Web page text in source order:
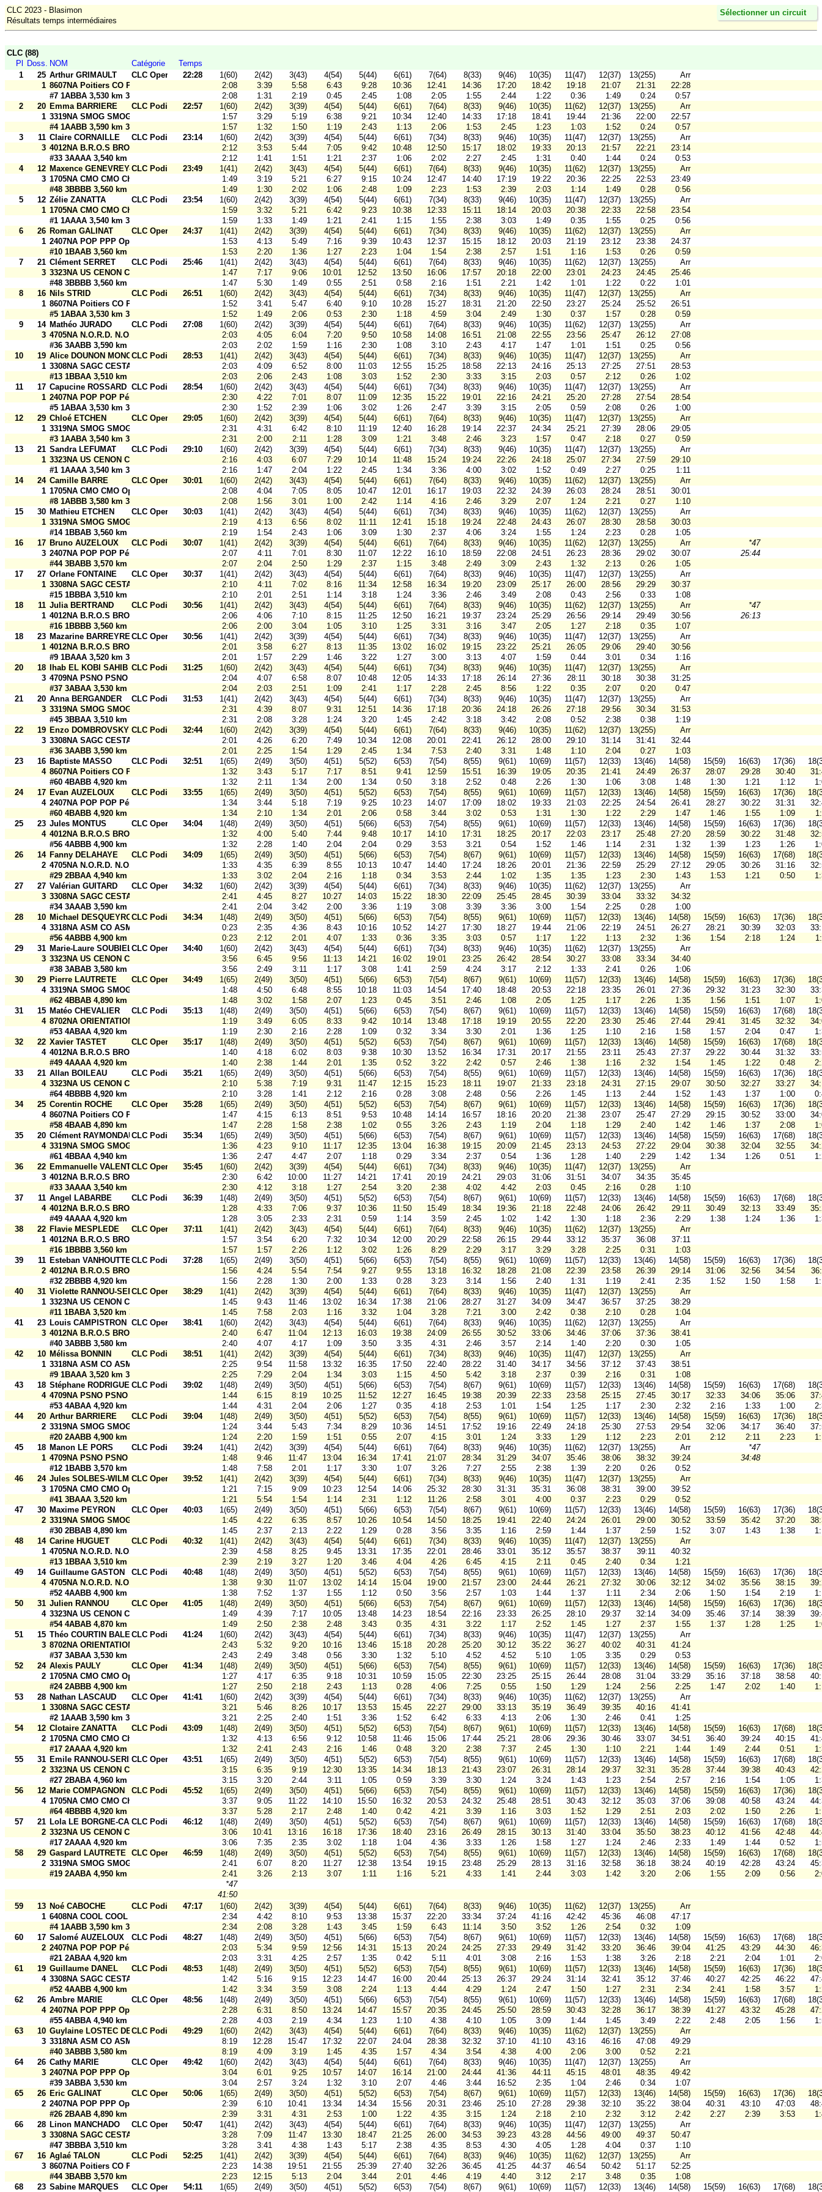
CLC 2023 - Blasimon
Résultats temps intermédiaires
CLC (88)
Pl
Doss. NOM Catégorie
Temps
1
25 Arthur GRIMAULT CLC Open 22:28 1(60) 2(42) 3(43) 4(54) 5(44) 6(61) 7(64) 8(33) 9(46) 10(35) 11(47) 12(37) 13(255)
Arr
1 8607NA Poitiers CO Poitiers CO Open2 2:08 3:39 5:58 6:43 9:28 10:36 12:41 14:36 17:20 18:42 19:18 21:07 21:31
22:28
#7 1ABBA 3,530 km 30 m
2:08 1:31 2:19 0:45 2:45 1:08 2:05 1:55 2:44 1:22 0:36 1:49 0:24
0:57
2
20 Emma BARRIERE CLC Podium 22:57 1(60) 2(42) 3(39) 4(54) 5(44) 6(61) 7(64) 8(33) 9(46) 10(35) 11(62) 12(37) 13(255)
Arr
1 3319NA SMOG SMOG Saint-Médard 1:57 3:29 5:19 6:38 9:21 10:34 12:40 14:33 17:18 18:41 19:44 21:36 22:00
22:57
#4 1AABB 3,590 km 30 m
1:57 1:32 1:50 1:19 2:43 1:13 2:06 1:53 2:45 1:23 1:03 1:52 0:24
0:57
3
11 Claire CORNAILLE CLC Podium 23:14 1(60) 2(42) 3(39) 4(54) 5(44) 6(61) 7(34) 8(33) 9(46) 10(35) 11(47) 12(37) 13(255)
Arr
3 4012NA B.R.O.S BROS Souston 2:12 3:53 5:44 7:05 9:42 10:48 12:50 15:17 18:02 19:33 20:13 21:57 22:21
23:14
#33 3AAAA 3,540 km 30 m
2:12 1:41 1:51 1:21 2:37 1:06 2:02 2:27 2:45 1:31 0:40 1:44 0:24
0:53
4
12 Maxence GENEVREY-LOPES
CLC Podium 23:49 1(41) 2(42) 3(43) 4(54) 5(44) 6(61) 7(64) 8(33) 9(46) 10(35) 11(62) 12(37) 13(255)
Arr
3 1705NA CMO CMO Charente-Maritime 1:49 3:19 5:21 6:27 9:15 10:24 12:47 14:40 17:19 19:22 20:36 22:25 22:53
23:49
#48 3BBBB 3,560 km 30 m
1:49 1:30 2:02 1:06 2:48 1:09 2:23 1:53 2:39 2:03 1:14 1:49 0:28
0:56
5
12 Zélie ZANATTA CLC Podium 23:54 1(60) 2(42) 3(39) 4(54) 5(44) 6(61) 7(34) 8(33) 9(46) 10(35) 11(47) 12(37) 13(255)
Arr
1 1705NA CMO CMO Charente-Maritime 1:59 3:32 5:21 6:42 9:23 10:38 12:33 15:11 18:14 20:03 20:38 22:33 22:58
23:54
#1 1AAAA 3,540 km 30 m
1:59 1:33 1:49 1:21 2:41 1:15 1:55 2:38 3:03 1:49 0:35 1:55 0:25
0:56
6
26 Roman GALINAT CLC Open 24:37 1(41) 2(42) 3(39) 4(54) 5(44) 6(61) 7(34) 8(33) 9(46) 10(35) 11(62) 12(37) 13(255)
Arr
1 2407NA POP PPP Open 2 1:53 4:13 5:49 7:16 9:39 10:43 12:37 15:15 18:12 20:03 21:19 23:12 23:38
24:37
#10 1BAAB 3,560 km 30 m
1:53 2:20 1:36 1:27 2:23 1:04 1:54 2:38 2:57 1:51 1:16 1:53 0:26
0:59
7
21 Clément SERRET CLC Podium 25:46 1(41) 2(42) 3(43) 4(54) 5(44) 6(61) 7(64) 8(33) 9(46) 10(35) 11(62) 12(37) 13(255)
Arr
3 3323NA US CENON CO USCCO Cenon 1:47 7:17 9:06 10:01 12:52 13:50 16:06 17:57 20:18 22:00 23:01 24:23 24:45
25:46
#48 3BBBB 3,560 km 30 m
1:47 5:30 1:49 0:55 2:51 0:58 2:16 1:51 2:21 1:42 1:01 1:22 0:22
1:01
8
16 Nils STRID CLC Podium 26:51 1(60) 2(42) 3(43) 4(54) 5(44) 6(61) 7(34) 8(33) 9(46) 10(35) 11(47) 12(37) 13(255)
Arr
1 8607NA Poitiers CO Poitiers CO 1:52 3:41 5:47 6:40 9:10 10:28 15:27 18:31 21:20 22:50 23:27 25:24 25:52
26:51
#5 1ABAA 3,530 km 30 m
1:52 1:49 2:06 0:53 2:30 1:18 4:59 3:04 2:49 1:30 0:37 1:57 0:28
0:59
9
14 Mathéo JURADO CLC Podium 27:08 1(60) 2(42) 3(39) 4(54) 5(44) 6(61) 7(64) 8(33) 9(46) 10(35) 11(62) 12(37) 13(255)
Arr
3 4705NA N.O.R.D. N.O.R.D. Agen 2:03 4:05 6:04 7:20 9:50 10:58 14:08 16:51 21:08 22:55 23:56 25:47 26:12
27:08
#36 3AABB 3,590 km 30 m
2:03 2:02 1:59 1:16 2:30 1:08 3:10 2:43 4:17 1:47 1:01 1:51 0:25
0:56
10
19 Alice DOUNON MONCLACLC Podium 28:53 1(41) 2(42) 3(43) 4(54) 5(44) 6(61) 7(34) 8(33) 9(46) 10(35) 11(47) 12(37) 13(255)
Arr
1 3308NA SAGC CESTAS SAGC Cestas 2:03 4:09 6:52 8:00 11:03 12:55 15:25 18:58 22:13 24:16 25:13 27:25 27:51
28:53
#13 1BBAA 3,510 km 30 m
2:03 2:06 2:43 1:08 3:03 1:52 2:30 3:33 3:15 2:03 0:57 2:12 0:26
1:02
11
17 Capucine ROSSARD CLC Podium 28:54 1(60) 2(42) 3(43) 4(54) 5(44) 6(61) 7(34) 8(33) 9(46) 10(35) 11(47) 12(37) 13(255)
Arr
1 2407NA POP POP Périgord 2:30 4:22 7:01 8:07 11:09 12:35 15:22 19:01 22:16 24:21 25:20 27:28 27:54
28:54
#5 1ABAA 3,530 km 30 m
2:30 1:52 2:39 1:06 3:02 1:26 2:47 3:39 3:15 2:05 0:59 2:08 0:26
1:00
12
29 Chloé ETCHEN CLC Open 29:05 1(60) 2(42) 3(39) 4(54) 5(44) 6(61) 7(64) 8(33) 9(46) 10(35) 11(47) 12(37) 13(255)
Arr
1 3319NA SMOG SMOG Open 2 2:31 4:31 6:42 8:10 11:19 12:40 16:28 19:14 22:37 24:34 25:21 27:39 28:06
29:05
#3 1AABA 3,540 km 30 m
2:31 2:00 2:11 1:28 3:09 1:21 3:48 2:46 3:23 1:57 0:47 2:18 0:27
0:59
13
21 Sandra LEFUMAT CLC Podium 29:10 1(60) 2(42) 3(39) 4(54) 5(44) 6(61) 7(34) 8(33) 9(46) 10(35) 11(47) 12(37) 13(255)
Arr
1 3323NA US CENON CO USCCO Cenon 2:16 4:03 6:07 7:29 10:14 11:48 15:24 19:24 22:26 24:18 25:07 27:34 27:59
29:10
#1 1AAAA 3,540 km 30 m
2:16 1:47 2:04 1:22 2:45 1:34 3:36 4:00 3:02 1:52 0:49 2:27 0:25
1:11
14
24 Camille BARRE CLC Open 30:01 1(60) 2(42) 3(43) 4(54) 5(44) 6(61) 7(64) 8(33) 9(46) 10(35) 11(62) 12(37) 13(255)
Arr
1 1705NA CMO CMO Open 2 2:08 4:04 7:05 8:05 10:47 12:01 16:17 19:03 22:32 24:39 26:03 28:24 28:51
30:01
#8 1ABBB 3,580 km 30 m
2:08 1:56 3:01 1:00 2:42 1:14 4:16 2:46 3:29 2:07 1:24 2:21 0:27
1:10
15
30 Mathieu ETCHEN CLC Open 30:03 1(41) 2(42) 3(43) 4(54) 5(44) 6(61) 7(34) 8(33) 9(46) 10(35) 11(62) 12(37) 13(255)
Arr
1 3319NA SMOG SMOG Open 3 2:19 4:13 6:56 8:02 11:11 12:41 15:18 19:24 22:48 24:43 26:07 28:30 28:58
30:03
#14 1BBAB 3,560 km 30 m
2:19 1:54 2:43 1:06 3:09 1:30 2:37 4:06 3:24 1:55 1:24 2:23 0:28
1:05
16
17 Bruno AUZELOUX CLC Podium 30:07 1(41) 2(42) 3(39) 4(54) 5(44) 6(61) 7(64) 8(33) 9(46) 10(35) 11(62) 12(37) 13(255) Arr
*47
3 2407NA POP POP Périgord 2:07 4:11 7:01 8:30 11:07 12:22 16:10 18:59 22:08 24:51 26:23 28:36 29:02 30:07
25:44
#44 3BABB 3,570 km 30 m
2:07 2:04 2:50 1:29 2:37 1:15 3:48 2:49 3:09 2:43 1:32 2:13 0:26
1:05
17
27 Orlane FONTAINE CLC Open 30:37 1(41) 2(42) 3(43) 4(54) 5(44) 6(61) 7(64) 8(33) 9(46) 10(35) 11(47) 12(37) 13(255)
Arr
1 3308NA SAGC CESTAS SAGC Open 2 2:10 4:11 7:02 8:16 11:34 12:58 16:34 19:20 23:09 25:17 26:00 28:56 29:29
30:37
#15 1BBBA 3,510 km 30 m
2:10 2:01 2:51 1:14 3:18 1:24 3:36 2:46 3:49 2:08 0:43 2:56 0:33
1:08
18
11 Julia BERTRAND CLC Podium 30:56 1(41) 2(42) 3(43) 4(54) 5(44) 6(61) 7(64) 8(33) 9(46) 10(35) 11(62) 12(37) 13(255) Arr
*47
1 4012NA B.R.O.S BROS Souston 2:06 4:06 7:10 8:15 11:25 12:50 16:21 19:37 23:24 25:29 26:56 29:14 29:49 30:56
26:13
#16 1BBBB 3,560 km 30 m
2:06 2:00 3:04 1:05 3:10 1:25 3:31 3:16 3:47 2:05 1:27 2:18 0:35
1:07
18
23 Mazarine BARREYRE-MARCO
CLC Open 30:56 1(41) 2(42) 3(39) 4(54) 5(44) 6(61) 7(34) 8(33) 9(46) 10(35) 11(47) 12(37) 13(255)
Arr
1 4012NA B.R.O.S BROS Open 2 2:01 3:58 6:27 8:13 11:35 13:02 16:02 19:15 23:22 25:21 26:05 29:06 29:40
30:56
#9 1BAAA 3,520 km 30 m
2:01 1:57 2:29 1:46 3:22 1:27 3:00 3:13 4:07 1:59 0:44 3:01 0:34
1:16
20
18 Ihab EL KOBI SAHIB CLC Podium 31:25 1(60) 2(42) 3(43) 4(54) 5(44) 6(61) 7(34) 8(33) 9(46) 10(35) 11(47) 12(37) 13(255)
Arr
3 4709NA PSNO PSNO 2:04 4:07 6:58 8:07 10:48 12:05 14:33 17:18 26:14 27:36 28:11 30:18 30:38
31:25
#37 3ABAA 3,530 km 30 m
2:04 2:03 2:51 1:09 2:41 1:17 2:28 2:45 8:56 1:22 0:35 2:07 0:20
0:47
21
20 Anna BERGANDER CLC Podium 31:53 1(41) 2(42) 3(43) 4(54) 5(44) 6(61) 7(34) 8(33) 9(46) 10(35) 11(47) 12(37) 13(255)
Arr
3 3319NA SMOG SMOG Saint-Médard 2:31 4:39 8:07 9:31 12:51 14:36 17:18 20:36 24:18 26:26 27:18 29:56 30:34
31:53
#45 3BBAA 3,510 km 30 m
2:31 2:08 3:28 1:24 3:20 1:45 2:42 3:18 3:42 2:08 0:52 2:38 0:38
1:19
22
19 Enzo DOMBROVSKY CLC Podium 32:44 1(60) 2(42) 3(39) 4(54) 5(44) 6(61) 7(64) 8(33) 9(46) 10(35) 11(62) 12(37) 13(255)
Arr
3 3308NA SAGC CESTAS SAGC Cestas 2:01 4:26 6:20 7:49 10:34 12:08 20:01 22:41 26:12 28:00 29:10 31:14 31:41
32:44
#36 3AABB 3,590 km 30 m
2:01 2:25 1:54 1:29 2:45 1:34 7:53 2:40 3:31 1:48 1:10 2:04 0:27
1:03
23
16 Baptiste MASSO CLC Podium 32:51 1(65) 2(49) 3(50) 4(51) 5(52) 6(53) 7(54) 8(55) 9(61) 10(69) 11(57) 12(33) 13(46) 14(58) 15(59) 16(63) 17(36)
4 8607NA Poitiers CO Poitiers CO 1:32 3:43 5:17 7:17 8:51 9:41 12:59 15:51 16:39 19:05 20:35 21:41 24:49 26:37 28:07 29:28 30:40
#60 4BABB 4,920 km 30 m
1:32 2:11 1:34 2:00 1:34 0:50 3:18 2:52 0:48 2:26 1:30 1:06 3:08 1:48 1:30 1:21 1:12
24
17 Evan AUZELOUX CLC Podium 33:55 1(65) 2(49) 3(50) 4(51) 5(52) 6(53) 7(54) 8(55) 9(61) 10(69) 11(57) 12(33) 13(46) 14(58) 15(59) 16(63) 17(36)
4 2407NA POP POP Périgord 1:34 3:44 5:18 7:19 9:25 10:23 14:07 17:09 18:02 19:33 21:03 22:25 24:54 26:41 28:27 30:22 31:31
#60 4BABB 4,920 km 30 m
1:34 2:10 1:34 2:01 2:06 0:58 3:44 3:02 0:53 1:31 1:30 1:22 2:29 1:47 1:46 1:55 1:09
25
23 Jules MONTUS CLC Open 34:04 1(48) 2(49) 3(50) 4(51) 5(66) 6(53) 7(54) 8(55) 9(61) 10(69) 11(57) 12(33) 13(46) 14(58) 15(59) 16(63) 17(36)
4 4012NA B.R.O.S BROS Open 2 1:32 4:00 5:40 7:44 9:48 10:17 14:10 17:31 18:25 20:17 22:03 23:17 25:48 27:20 28:59 30:22 31:48
#56 4ABBB 4,900 km 30 m
1:32 2:28 1:40 2:04 2:04 0:29 3:53 3:21 0:54 1:52 1:46 1:14 2:31 1:32 1:39 1:23 1:26
26
14 Fanny DELAHAYE CLC Podium 34:09 1(65) 2(49) 3(50) 4(51) 5(66) 6(53) 7(54) 8(67) 9(61) 10(69) 11(57) 12(33) 13(46) 14(58) 15(59) 16(63) 17(68)
2 4705NA N.O.R.D. N.O.R.D. Agen 1:33 4:35 6:39 8:55 10:13 10:47 14:40 17:24 18:26 20:01 21:36 22:59 25:29 27:12 29:05 30:26 31:16
#29 2BBAA 4,940 km 30 m
1:33 3:02 2:04 2:16 1:18 0:34 3:53 2:44 1:02 1:35 1:35 1:23 2:30 1:43 1:53 1:21 0:50
27
27 Valérian GUITARD CLC Open 34:32 1(60) 2(42) 3(39) 4(54) 5(44) 6(61) 7(34) 8(33) 9(46) 10(35) 11(62) 12(37) 13(255)
Arr
3 3308NA SAGC CESTAS SAGC Open 2 2:41 4:45 8:27 10:27 14:03 15:22 18:30 22:09 25:45 28:45 30:39 33:04 33:32
34:32
#34 3AAAB 3,590 km 30 m
2:41 2:04 3:42 2:00 3:36 1:19 3:08 3:39 3:36 3:00 1:54 2:25 0:28
1:00
28
10 Michael DESQUEYROUXCLC Podium 34:34 1(48) 2(49) 3(50) 4(51) 5(66) 6(53) 7(54) 8(55) 9(61) 10(69) 11(57) 12(33) 13(46) 14(58) 15(59) 16(63) 17(36)
4 3318NA ASM CO ASM CO Martignas 0:23 2:35 4:36 8:43 10:16 10:52 14:27 17:30 18:27 19:44 21:06 22:19 24:51 26:27 28:21 30:39 32:03
#56 4ABBB 4,900 km 30 m
0:23 2:12 2:01 4:07 1:33 0:36 3:35 3:03 0:57 1:17 1:22 1:13 2:32 1:36 1:54 2:18 1:24
29
31 Marie-Laure SOUBIELLECLC Open 34:40 1(60) 2(42) 3(43) 4(54) 5(44) 6(61) 7(34) 8(33) 9(46) 10(35) 11(62) 12(37) 13(255)
Arr
3 3323NA US CENON CO USCCO Open 2 3:56 6:45 9:56 11:13 14:21 16:02 19:01 23:25 26:42 28:54 30:27 33:08 33:34
34:40
#38 3ABAB 3,580 km 30 m
3:56 2:49 3:11 1:17 3:08 1:41 2:59 4:24 3:17 2:12 1:33 2:41 0:26
1:06
30
29 Pierre LAUTRETE CLC Open 34:49 1(65) 2(49) 3(50) 4(51) 5(66) 6(53) 7(54) 8(67) 9(61) 10(69) 11(57) 12(33) 13(46) 14(58) 15(59) 16(63) 17(36)
4 3319NA SMOG SMOG Open 2 1:48 4:50 6:48 8:55 10:18 11:03 14:54 17:40 18:48 20:53 22:18 23:35 26:01 27:36 29:32 31:23 32:30
#62 4BBAB 4,890 km 30 m
1:48 3:02 1:58 2:07 1:23 0:45 3:51 2:46 1:08 2:05 1:25 1:17 2:26 1:35 1:56 1:51 1:07
31
15 Matéo CHEVALIER CLC Podium 35:13 1(48) 2(49) 3(50) 4(51) 5(66) 6(53) 7(54) 8(67) 9(61) 10(69) 11(57) 12(33) 13(46) 14(58) 15(59) 16(63) 17(68)
4 8702NA ORIENTATION 87 Orientation 87 Poitiers
1:19 3:49 6:05 8:33 9:42 10:14 13:48 17:18 19:19 20:55 22:20 23:30 25:46 27:44 29:41 31:45 32:32
#53 4ABAA 4,920 km 30 m
1:19 2:30 2:16 2:28 1:09 0:32 3:34 3:30 2:01 1:36 1:25 1:10 2:16 1:58 1:57 2:04 0:47
32
22 Xavier TASTET CLC Open 35:17 1(48) 2(49) 3(50) 4(51) 5(52) 6(53) 7(54) 8(67) 9(61) 10(69) 11(57) 12(33) 13(46) 14(58) 15(59) 16(63) 17(68)
4 4012NA B.R.O.S BROS Open 1 1:40 4:18 6:02 8:03 9:38 10:30 13:52 16:34 17:31 20:17 21:55 23:11 25:43 27:37 29:22 30:44 31:32
#49 4AAAA 4,920 km 30 m
1:40 2:38 1:44 2:01 1:35 0:52 3:22 2:42 0:57 2:46 1:38 1:16 2:32 1:54 1:45 1:22 0:48
33
21 Allan BOILEAU CLC Podium 35:21 1(65) 2(49) 3(50) 4(51) 5(66) 6(53) 7(54) 8(55) 9(61) 10(69) 11(57) 12(33) 13(46) 14(58) 15(59) 16(63) 17(36)
4 3323NA US CENON CO USCCO Cenon 2:10 5:38 7:19 9:31 11:47 12:15 15:23 18:11 19:07 21:33 23:18 24:31 27:15 29:07 30:50 32:27 33:27
#64 4BBBB 4,920 km 30 m
2:10 3:28 1:41 2:12 2:16 0:28 3:08 2:48 0:56 2:26 1:45 1:13 2:44 1:52 1:43 1:37 1:00
34
25 Corentin ROCHE CLC Open 35:28 1(65) 2(49) 3(50) 4(51) 5(52) 6(53) 7(54) 8(67) 9(61) 10(69) 11(57) 12(33) 13(46) 14(58) 15(59) 16(63) 17(36)
4 8607NA Poitiers CO Poitiers CO Open2 1:47 4:15 6:13 8:51 9:53 10:48 14:14 16:57 18:16 20:20 21:38 23:07 25:47 27:29 29:15 30:52 33:00
#58 4BAAB 4,890 km 30 m
1:47 2:28 1:58 2:38 1:02 0:55 3:26 2:43 1:19 2:04 1:18 1:29 2:40 1:42 1:46 1:37 2:08
35
20 Clément RAYMONDAUDCLC Podium 35:34 1(65) 2(49) 3(50) 4(51) 5(66) 6(53) 7(54) 8(67) 9(61) 10(69) 11(57) 12(33) 13(46) 14(58) 15(59) 16(63) 17(68)
4 3319NA SMOG SMOG Saint-Médard 1:36 4:23 9:10 11:17 12:35 13:04 16:38 19:15 20:09 21:45 23:13 24:53 27:22 29:04 30:38 32:04 32:55
#61 4BBAA 4,940 km 30 m
1:36 2:47 4:47 2:07 1:18 0:29 3:34 2:37 0:54 1:36 1:28 1:40 2:29 1:42 1:34 1:26 0:51
36
22 Emmanuelle VALENTINCLC Open 35:45 1(60) 2(42) 3(39) 4(54) 5(44) 6(61) 7(34) 8(33) 9(46) 10(35) 11(47) 12(37) 13(255)
Arr
3 4012NA B.R.O.S BROS Open 1 2:30 6:42 10:00 11:27 14:21 17:41 20:19 24:21 29:03 31:06 31:51 34:07 34:35
35:45
#33 3AAAA 3,540 km 30 m
2:30 4:12 3:18 1:27 2:54 3:20 2:38 4:02 4:42 2:03 0:45 2:16 0:28
1:10
37
11 Angel LABARBE CLC Podium 36:39 1(48) 2(49) 3(50) 4(51) 5(52) 6(53) 7(54) 8(67) 9(61) 10(69) 11(57) 12(33) 13(46) 14(58) 15(59) 16(63) 17(68)
4 4012NA B.R.O.S BROS Souston 1:28 4:33 7:06 9:37 10:36 11:50 15:49 18:34 19:36 21:18 22:48 24:06 26:42 29:11 30:49 32:13 33:49
#49 4AAAA 4,920 km 30 m
1:28 3:05 2:33 2:31 0:59 1:14 3:59 2:45 1:02 1:42 1:30 1:18 2:36 2:29 1:38 1:24 1:36
38
22 Flavie MESPLEDE CLC Open 37:11 1(41) 2(42) 3(43) 4(54) 5(44) 6(61) 7(64) 8(33) 9(46) 10(35) 11(62) 12(37) 13(255)
Arr
1 4012NA B.R.O.S BROS Open 1 1:57 3:54 6:20 7:32 10:34 12:00 20:29 22:58 26:15 29:44 33:12 35:37 36:08
37:11
#16 1BBBB 3,560 km 30 m
1:57 1:57 2:26 1:12 3:02 1:26 8:29 2:29 3:17 3:29 3:28 2:25 0:31
1:03
39
11 Esteban VANHOUTTE CLC Podium 37:28 1(65) 2(49) 3(50) 4(51) 5(66) 6(53) 7(54) 8(55) 9(61) 10(69) 11(57) 12(33) 13(46) 14(58) 15(59) 16(63) 17(36)
2 4012NA B.R.O.S BROS Souston 1:56 4:24 5:54 7:54 9:27 9:55 13:18 16:32 18:28 21:08 22:39 23:58 26:39 29:14 31:06 32:56 34:54
#32 2BBBB 4,920 km 30 m
1:56 2:28 1:30 2:00 1:33 0:28 3:23 3:14 1:56 2:40 1:31 1:19 2:41 2:35 1:52 1:50 1:58
40
31 Violette RANNOU-SERINECLC Open 38:29 1(41) 2(42) 3(39) 4(54) 5(44) 6(61) 7(64) 8(33) 9(46) 10(35) 11(47) 12(37) 13(255)
Arr
1 3323NA US CENON CO USCCO Open 2 1:45 9:43 11:46 13:02 16:34 17:38 21:06 28:27 31:27 34:09 34:47 36:57 37:25
38:29
#11 1BABA 3,520 km 30 m
1:45 7:58 2:03 1:16 3:32 1:04 3:28 7:21 3:00 2:42 0:38 2:10 0:28
1:04
41
23 Louis CAMPISTRON CLC Open 38:41 1(60) 2(42) 3(43) 4(54) 5(44) 6(61) 7(64) 8(33) 9(46) 10(35) 11(62) 12(37) 13(255)
Arr
3 4012NA B.R.O.S BROS Open 2 2:40 6:47 11:04 12:13 16:03 19:38 24:09 26:55 30:52 33:06 34:46 37:06 37:36
38:41
#40 3ABBB 3,580 km 30 m
2:40 4:07 4:17 1:09 3:50 3:35 4:31 2:46 3:57 2:14 1:40 2:20 0:30
1:05
42
10 Mélissa BONNIN CLC Podium 38:51 1(41) 2(42) 3(39) 4(54) 5(44) 6(61) 7(34) 8(33) 9(46) 10(35) 11(47) 12(37) 13(255)
Arr
1 3318NA ASM CO ASM CO Martignas 2:25 9:54 11:58 13:32 16:35 17:50 22:40 28:22 31:40 34:17 34:56 37:12 37:43
38:51
#9 1BAAA 3,520 km 30 m
2:25 7:29 2:04 1:34 3:03 1:15 4:50 5:42 3:18 2:37 0:39 2:16 0:31
1:08
43
18 Stéphane RODRIGUEZCLC Podium 39:02 1(48) 2(49) 3(50) 4(51) 5(66) 6(53) 7(54) 8(67) 9(61) 10(69) 11(57) 12(33) 13(46) 14(58) 15(59) 16(63) 17(68)
4 4709NA PSNO PSNO 1:44 6:15 8:19 10:25 11:52 12:27 16:45 19:38 20:39 22:33 23:58 25:15 27:45 30:17 32:33 34:06 35:06
#53 4ABAA 4,920 km 30 m
1:44 4:31 2:04 2:06 1:27 0:35 4:18 2:53 1:01 1:54 1:25 1:17 2:30 2:32 2:16 1:33 1:00
44
20 Arthur BARRIERE CLC Podium 39:04 1(48) 2(49) 3(50) 4(51) 5(52) 6(53) 7(54) 8(55) 9(61) 10(69) 11(57) 12(33) 13(46) 14(58) 15(59) 16(63) 17(36)
2 3319NA SMOG SMOG Saint-Médard 1:24 3:44 5:43 7:34 8:29 10:36 14:51 17:52 19:16 22:49 24:18 25:30 27:53 29:54 32:06 34:17 36:40
#20 2AABB 4,900 km 30 m
1:24 2:20 1:59 1:51 0:55 2:07 4:15 3:01 1:24 3:33 1:29 1:12 2:23 2:01 2:12 2:11 2:23
45
18 Manon LE PORS CLC Podium 39:24 1(41) 2(42) 3(39) 4(54) 5(44) 6(61) 7(64) 8(33) 9(46) 10(35) 11(62) 12(37) 13(255) Arr
*47
1 4709NA PSNO PSNO 1:48 9:46 11:47 13:04 16:34 17:41 21:07 28:34 31:29 34:07 35:46 38:06 38:32 39:24
34:48
#12 1BABB 3,570 km 30 m
1:48 7:58 2:01 1:17 3:30 1:07 3:26 7:27 2:55 2:38 1:39 2:20 0:26
0:52
46
24 Jules SOLBES-WILMETCLC Open 39:52 1(41) 2(42) 3(39) 4(54) 5(44) 6(61) 7(34) 8(33) 9(46) 10(35) 11(47) 12(37) 13(255)
Arr
3 1705NA CMO CMO Open 2 1:21 7:15 9:09 10:23 12:54 14:06 25:32 28:30 31:31 35:31 36:08 38:31 39:00
39:52
#41 3BAAA 3,520 km 30 m
1:21 5:54 1:54 1:14 2:31 1:12 11:26 2:58 3:01 4:00 0:37 2:23 0:29
0:52
47
30 Maxime PEYRON CLC Open 40:03 1(65) 2(49) 3(50) 4(51) 5(66) 6(53) 7(54) 8(67) 9(61) 10(69) 11(57) 12(33) 13(46) 14(58) 15(59) 16(63) 17(36)
2 3319NA SMOG SMOG Open 3 1:45 4:22 6:35 8:57 10:26 10:54 14:50 18:25 19:41 22:40 24:24 26:01 29:00 30:52 33:59 35:42 37:20
#30 2BBAB 4,890 km 30 m
1:45 2:37 2:13 2:22 1:29 0:28 3:56 3:35 1:16 2:59 1:44 1:37 2:59 1:52 3:07 1:43 1:38
48
14 Carine HUGUET CLC Podium 40:32 1(41) 2(42) 3(43) 4(54) 5(44) 6(61) 7(34) 8(33) 9(46) 10(35) 11(47) 12(37) 13(255)
Arr
1 4705NA N.O.R.D. N.O.R.D. Agen 2:39 4:58 8:25 9:45 13:31 17:35 22:01 28:46 33:01 35:12 35:57 38:37 39:11
40:32
#13 1BBAA 3,510 km 30 m
2:39 2:19 3:27 1:20 3:46 4:04 4:26 6:45 4:15 2:11 0:45 2:40 0:34
1:21
49
14 Guillaume GASTON CLC Podium 40:48 1(48) 2(49) 3(50) 4(51) 5(52) 6(53) 7(54) 8(55) 9(61) 10(69) 11(57) 12(33) 13(46) 14(58) 15(59) 16(63) 17(36)
4 4705NA N.O.R.D. N.O.R.D. Agen 1:38 9:30 11:07 13:02 14:14 15:04 19:00 21:57 23:00 24:44 26:21 27:32 30:06 32:12 34:02 35:56 38:15
#52 4AABB 4,900 km 30 m
1:38 7:52 1:37 1:55 1:12 0:50 3:56 2:57 1:03 1:44 1:37 1:11 2:34 2:06 1:50 1:54 2:19
50
31 Julien RANNOU CLC Open 41:05 1(48) 2(49) 3(50) 4(51) 5(66) 6(53) 7(54) 8(67) 9(61) 10(69) 11(57) 12(33) 13(46) 14(58) 15(59) 16(63) 17(36)
4 3323NA US CENON CO USCCO Open 2 1:49 4:39 7:17 10:05 13:48 14:23 18:54 22:16 23:33 26:25 28:10 29:37 32:14 34:09 35:46 37:14 38:39
#54 4ABAB 4,870 km 30 m
1:49 2:50 2:38 2:48 3:43 0:35 4:31 3:22 1:17 2:52 1:45 1:27 2:37 1:55 1:37 1:28 1:25
51
15 Théo COURTIN BALESTRAT
CLC Podium 41:24 1(60) 2(42) 3(43) 4(54) 5(44) 6(61) 7(34) 8(33) 9(46) 10(35) 11(47) 12(37) 13(255)
Arr
3 8702NA ORIENTATION 87 Orientation 87 Poitiers
2:43 5:32 9:20 10:16 13:46 15:18 20:28 25:20 30:12 35:22 36:27 40:02 40:31
41:24
#37 3ABAA 3,530 km 30 m
2:43 2:49 3:48 0:56 3:30 1:32 5:10 4:52 4:52 5:10 1:05 3:35 0:29
0:53
52
24 Alexis PAULY CLC Open 41:34 1(48) 2(49) 3(50) 4(51) 5(66) 6(53) 7(54) 8(55) 9(61) 10(69) 11(57) 12(33) 13(46) 14(58) 15(59) 16(63) 17(36)
2 1705NA CMO CMO Open 2 1:27 4:17 6:35 9:18 10:31 10:59 15:05 22:30 23:25 25:15 26:44 28:08 31:04 33:29 35:16 37:18 38:58
#24 2ABBB 4,900 km 30 m
1:27 2:50 2:18 2:43 1:13 0:28 4:06 7:25 0:55 1:50 1:29 1:24 2:56 2:25 1:47 2:02 1:40
53
28 Nathan LASCAUD CLC Open 41:41 1(60) 2(42) 3(39) 4(54) 5(44) 6(61) 7(34) 8(33) 9(46) 10(35) 11(62) 12(37) 13(255)
Arr
1 3308NA SAGC CESTAS SAGC Open 3 3:21 5:46 8:26 10:17 13:53 15:45 22:27 29:00 33:13 35:19 36:49 39:35 40:16
41:41
#2 1AAAB 3,590 km 30 m
3:21 2:25 2:40 1:51 3:36 1:52 6:42 6:33 4:13 2:06 1:30 2:46 0:41
1:25
54
12 Clotaire ZANATTA CLC Podium 43:09 1(48) 2(49) 3(50) 4(51) 5(52) 6(53) 7(54) 8(67) 9(61) 10(69) 11(57) 12(33) 13(46) 14(58) 15(59) 16(63) 17(68)
2 1705NA CMO CMO Charente-Maritime 1:32 4:13 6:56 9:12 10:58 11:46 15:06 17:44 25:21 28:06 29:36 30:46 33:07 34:51 36:40 39:24 40:15
#17 2AAAA 4,920 km 30 m
1:32 2:41 2:43 2:16 1:46 0:48 3:20 2:38 7:37 2:45 1:30 1:10 2:21 1:44 1:49 2:44 0:51
55
31 Emile RANNOU-SERINECLC Open 43:51 1(65) 2(49) 3(50) 4(51) 5(52) 6(53) 7(54) 8(55) 9(61) 10(69) 11(57) 12(33) 13(46) 14(58) 15(59) 16(63) 17(68)
2 3323NA US CENON CO USCCO Open 2 3:15 6:35 9:19 12:30 13:35 14:34 18:13 21:43 23:07 26:31 28:14 29:37 32:31 35:28 37:44 39:38 40:43
#27 2BABA 4,960 km 30 m
3:15 3:20 2:44 3:11 1:05 0:59 3:39 3:30 1:24 3:24 1:43 1:23 2:54 2:57 2:16 1:54 1:05
56
12 Marie COMPAGNON CLC Podium 45:52 1(65) 2(49) 3(50) 4(51) 5(66) 6(53) 7(54) 8(55) 9(61) 10(69) 11(57) 12(33) 13(46) 14(58) 15(59) 16(63) 17(36)
4 1705NA CMO CMO Charente-Maritime 3:37 9:05 11:22 14:10 15:50 16:32 20:53 24:32 25:48 28:51 30:43 32:12 35:03 37:06 39:08 40:58 43:24
#64 4BBBB 4,920 km 30 m
3:37 5:28 2:17 2:48 1:40 0:42 4:21 3:39 1:16 3:03 1:52 1:29 2:51 2:03 2:02 1:50 2:26
57
21 Lola LE BORGNE-CASTILLO
CLC Podium 46:12 1(48) 2(49) 3(50) 4(51) 5(52) 6(53) 7(54) 8(67) 9(61) 10(69) 11(57) 12(33) 13(46) 14(58) 15(59) 16(63) 17(68)
2 3323NA US CENON CO USCCO Cenon 3:06 10:41 13:16 16:18 17:36 18:40 23:16 26:49 28:15 30:13 31:40 33:04 35:50 38:23 40:12 41:56 42:48
#17 2AAAA 4,920 km 30 m
3:06 7:35 2:35 3:02 1:18 1:04 4:36 3:33 1:26 1:58 1:27 1:24 2:46 2:33 1:49 1:44 0:52
58
29 Gaspard LAUTRETE CLC Open 46:59 1(48) 2(49) 3(50) 4(51) 5(52) 6(53) 7(54) 8(55) 9(61) 10(69) 11(57) 12(33) 13(46) 14(58) 15(59) 16(63) 17(68)
2 3319NA SMOG SMOG Open 2 2:41 6:07 8:20 11:27 12:38 13:54 19:15 23:48 25:29 28:13 31:16 32:58 36:18 38:24 40:19 42:28 43:24
#19 2AABA 4,950 km 30 m
2:41 3:26 2:13 3:07 1:11 1:16 5:21 4:33 1:41 2:44 3:03 1:42 3:20 2:06 1:55 2:09 0:56
*47
41:50
59
13 Noé CABOCHE CLC Podium 47:17 1(60) 2(42) 3(39) 4(54) 5(44) 6(61) 7(64) 8(33) 9(46) 10(35) 11(62) 12(37) 13(255)
Arr
1 6408NA COOL COOL Pau 2:34 4:42 8:10 9:53 13:38 15:37 22:20 33:34 37:24 41:16 42:42 45:36 46:08
47:17
#4 1AABB 3,590 km 30 m
2:34 2:08 3:28 1:43 3:45 1:59 6:43 11:14 3:50 3:52 1:26 2:54 0:32
1:09
60
17 Salomé AUZELOUX CLC Podium 48:27 1(48) 2(49) 3(50) 4(51) 5(66) 6(53) 7(54) 8(67) 9(61) 10(69) 11(57) 12(33) 13(46) 14(58) 15(59) 16(63) 17(68)
2 2407NA POP POP Périgord 2:03 5:34 9:59 12:56 14:31 15:13 20:24 24:25 27:33 29:49 31:42 33:20 36:46 39:04 41:25 43:29 44:30
#21 2ABAA 4,920 km 30 m
2:03 3:31 4:25 2:57 1:35 0:42 5:11 4:01 3:08 2:16 1:53 1:38 3:26 2:18 2:21 2:04 1:01
61
19 Guillaume DANEL CLC Podium 48:53 1(48) 2(49) 3(50) 4(51) 5(52) 6(53) 7(54) 8(55) 9(61) 10(69) 11(57) 12(33) 13(46) 14(58) 15(59) 16(63) 17(36)
4 3308NA SAGC CESTAS SAGC Cestas 1:42 5:16 9:15 12:23 14:47 16:00 20:44 25:13 26:37 29:24 31:14 32:41 35:12 37:46 40:27 42:25 46:22
#52 4AABB 4,900 km 30 m
1:42 3:34 3:59 3:08 2:24 1:13 4:44 4:29 1:24 2:47 1:50 1:27 2:31 2:34 2:41 1:58 3:57
62
26 Ambre MARIE CLC Open 48:56 1(48) 2(49) 3(50) 4(51) 5(66) 6(53) 7(54) 8(55) 9(61) 10(69) 11(57) 12(33) 13(46) 14(58) 15(59) 16(63) 17(68)
4 2407NA POP PPP Open 2 2:28 6:31 8:50 13:24 14:47 15:57 20:35 24:45 25:50 28:59 30:43 32:28 36:17 38:39 41:27 43:32 45:28
#55 4ABBA 4,940 km 30 m
2:28 4:03 2:19 4:34 1:23 1:10 4:38 4:10 1:05 3:09 1:44 1:45 3:49 2:22 2:48 2:05 1:56
63
10 Guylaine LOSTEC DESPLATS
CLC Podium 49:29 1(60) 2(42) 3(43) 4(54) 5(44) 6(61) 7(64) 8(33) 9(46) 10(35) 11(62) 12(37) 13(255)
Arr
3 3318NA ASM CO ASM CO Martignas 8:19 12:28 15:47 17:32 22:07 24:04 28:38 32:32 37:10 41:10 43:16 46:16 47:08
49:29
#40 3ABBB 3,580 km 30 m
8:19 4:09 3:19 1:45 4:35 1:57 4:34 3:54 4:38 4:00 2:06 3:00 0:52
2:21
64
26 Cathy MARIE CLC Open 49:42 1(60) 2(42) 3(43) 4(54) 5(44) 6(61) 7(64) 8(33) 9(46) 10(35) 11(47) 12(37) 13(255)
Arr
3 2407NA POP PPP Open 2 3:04 6:01 9:25 10:57 14:07 16:14 21:00 24:44 41:36 44:11 45:15 48:01 48:35
49:42
#39 3ABBA 3,530 km 30 m
3:04 2:57 3:24 1:32 3:10 2:07 4:46 3:44 16:52 2:35 1:04 2:46 0:34
1:07
65
26 Eric GALINAT CLC Open 50:06 1(65) 2(49) 3(50) 4(51) 5(52) 6(53) 7(54) 8(67) 9(61) 10(69) 11(57) 12(33) 13(46) 14(58) 15(59) 16(63) 17(36)
2 2407NA POP PPP Open 2 2:39 6:10 10:41 13:34 14:34 15:56 20:31 23:46 25:10 27:28 29:38 32:10 35:22 38:04 40:31 43:10 47:03
#26 2BAAB 4,890 km 30 m
2:39 3:31 4:31 2:53 1:00 1:22 4:35 3:15 1:24 2:18 2:10 2:32 3:12 2:42 2:27 2:39 3:53
66
28 Linon MANCHADO CLC Open 50:47 1(41) 2(42) 3(43) 4(54) 5(44) 6(61) 7(64) 8(33) 9(46) 10(35) 11(47) 12(37) 13(255)
Arr
3 3308NA SAGC CESTAS SAGC Open 3 3:28 7:09 11:47 13:30 18:47 21:25 26:00 34:53 39:23 43:28 44:56 49:00 49:37
50:47
#47 3BBBA 3,510 km 30 m
3:28 3:41 4:38 1:43 5:17 2:38 4:35 8:53 4:30 4:05 1:28 4:04 0:37
1:10
67
16 Aglaé TALON CLC Podium 52:25 1(41) 2(42) 3(39) 4(54) 5(44) 6(61) 7(64) 8(33) 9(46) 10(35) 11(62) 12(37) 13(255)
Arr
3 8607NA Poitiers CO Poitiers CO 2:23 14:38 19:51 21:55 25:39 27:40 32:26 36:45 41:25 44:37 46:54 50:42 51:17
52:25
#44 3BABB 3,570 km 30 m
2:23 12:15 5:13 2:04 3:44 2:01 4:46 4:19 4:40 3:12 2:17 3:48 0:35
1:08
68
23 Sabine MARQUES CLC Open 54:11 1(65) 2(49) 3(50) 4(51) 5(52) 6(53) 7(54) 8(67) 9(61) 10(69) 11(57) 12(33) 13(46) 14(58) 15(59) 16(63) 17(68)
Sélectionner un circuit